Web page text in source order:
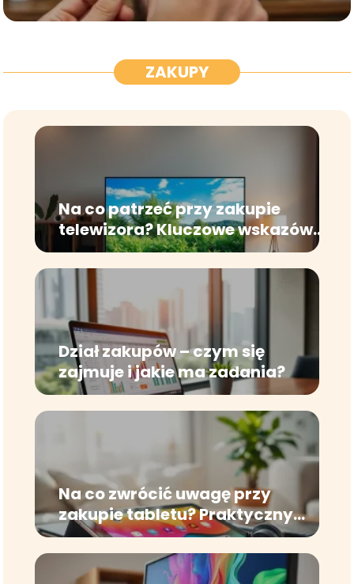
ZAKUPY
Na co patrzeć przy zakupie
telewizora? Kluczowe wskazówki
dla kupujących
Dział zakupów – czym się
zajmuje i jakie ma zadania?
Na co zwrócić uwagę przy
zakupie tabletu? Praktyczny
przewodnik